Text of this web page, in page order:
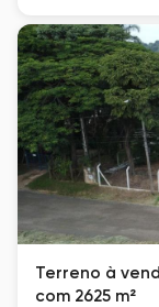
Terreno à
com 2625 m²